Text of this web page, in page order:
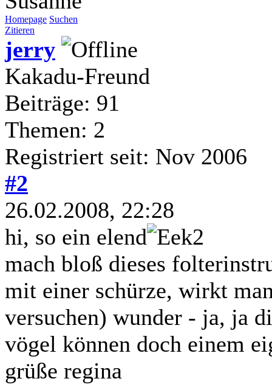
Homepage Suchen
Zitieren
jerry
Kakadu-Freund
Beiträge: 91
Themen: 2
Registriert seit: Nov 2006
#2
26.02.2008, 22:28
hi, so ein elend
mach bloß dieses
mit einer schürze, wirkt
versuchen) wunder - ja, ja
vögel können doch einem
grüße regina